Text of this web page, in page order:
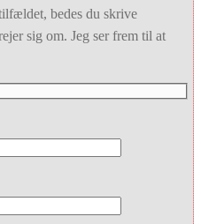
bedes du skrive
sig om. Jeg ser frem til at